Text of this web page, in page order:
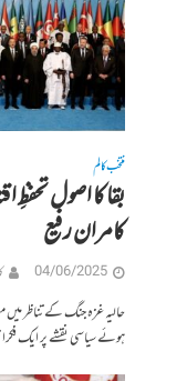
منتخب کالم
بقا کا اصول تحفظِ
کامران رفیع
04/06/2025
حالیہ غزہ جنگ کے تناظر
ہوئے سیاسی نقشے پر ایک